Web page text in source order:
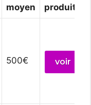
moyen
produits
500€ voir